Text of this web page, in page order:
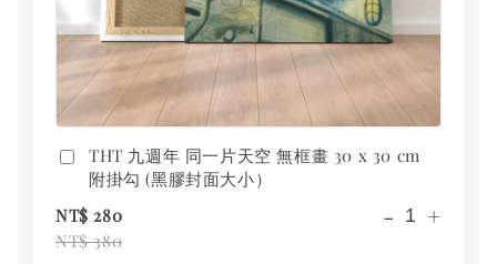
THT 九週年 同一片天空 無框畫 30 x 30 cm
附掛勾 (黑膠封面大小）
NT$ 280
NT$ 380
- +